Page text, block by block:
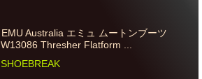
EMU Australia エミュ ムートンブーツ
W13086 Thresher Flatform ...
SHOEBREAK